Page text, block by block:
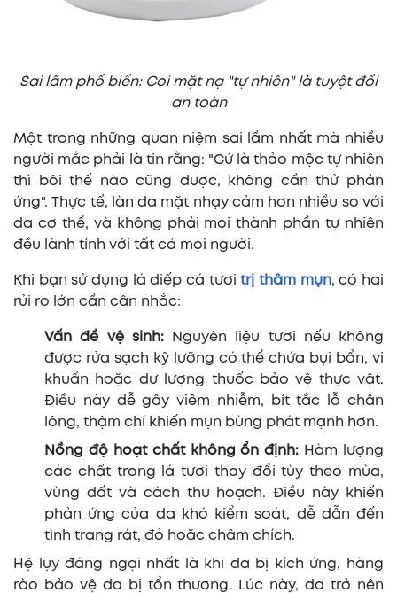
Sai lầm phổ biến: Coi mặt nạ "tự nhiên" là tuyệt đối
an toàn
Một trong những quan niệm sai lầm nhất mà nhiều
người mắc phải là tin rằng: "Cứ là thảo mộc tự nhiên
thì bôi thế nào cũng được, không cần thử phản
ứng". Thực tế, làn da mặt nhạy cảm hơn nhiều so với
da cơ thể, và không phải mọi thành phần tự nhiên
đều lành tính với tất cả mọi người.
Khi bạn sử dụng lá diếp cá tươitrị thâm mụn, có hai
rủi ro lớn cần cân nhắc:
Vấn đề vệ sinh:
Nguyên liệu tươi nếu không
được rửa sạch kỹ lưỡng có thể chứa bụi bẩn, vi
khuẩn hoặc dư lượng thuốc bảo vệ thực vật.
Điều này dễ gây viêm nhiễm, bít tắc lỗ chân
lông, thậm chí khiến mụn bùng phát mạnh hơn.
Nồng độ hoạt chất không ổn định: Hàm lượng
các chất trong lá tươi thay đổi tùy theo mùa,
vùng đất và cách thu hoạch. Điều này khiến
phản ứng của da khó kiểm soát, dễ dẫn đến
tình trạng rát, đỏ hoặc châm chích.
Hệ lụy đáng ngại nhất là khi da bị kích ứng, hàng
rào bảo vệ da bị tổn thương. Lúc này, da trở nên